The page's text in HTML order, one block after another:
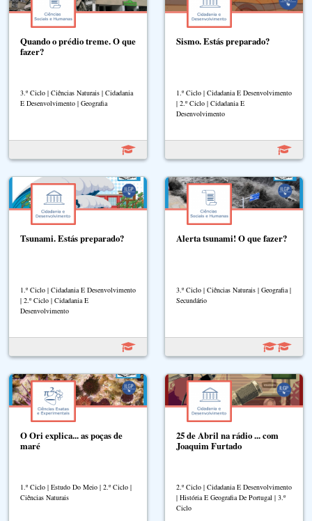
Quando o prédio treme. O que
fazer?
3.º Ciclo | Ciências Naturais | Cidadania
E Desenvolvimento | Geografia
Sismo. Estás preparado?
1.º Ciclo | Cidadania E Desenvolvimento
| 2.º Ciclo | Cidadania E
Desenvolvimento
Tsunami. Estás preparado?
1.º Ciclo | Cidadania E Desenvolvimento
| 2.º Ciclo | Cidadania E
Desenvolvimento
Alerta tsunami! O que fazer?
3.º Ciclo | Ciências Naturais | Geografia |
Secundário
O Ori explica... as poças de
maré
1.º Ciclo | Estudo Do Meio | 2.º Ciclo |
Ciências Naturais
25 de Abril na rádio ... com
Joaquim Furtado
2.º Ciclo | Cidadania E Desenvolvimento
| História E Geografia De Portugal | 3.º
Ciclo